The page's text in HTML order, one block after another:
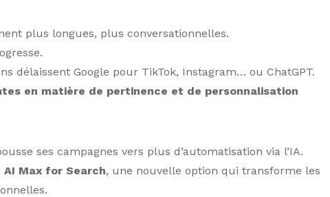
plus longues, plus conversationnelles.
délaissent Google pour TikTok, Instagram… ou ChatGPT.
en matière de pertinence et de personnalisation
ses campagnes vers plus d’automatisation via l’IA.
AI Max for Search, une nouvelle option qui transforme les